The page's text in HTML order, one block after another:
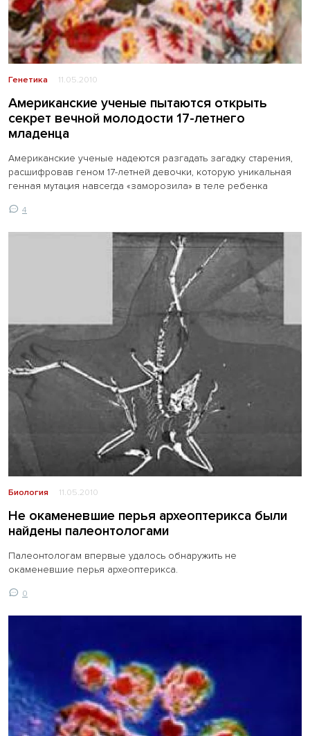
Генетика 11.05.2010
Американские ученые пытаются открыть
секрет вечной молодости 17-летнего
младенца
Американские ученые надеются разгадать загадку старения,
расшифровав геном 17-летней девочки, которую уникальная
генная мутация навсегда «заморозила» в теле ребенка
4
Биология 11.05.2010
Не окаменевшие перья археоптерикса были
найдены палеонтологами
Палеонтологам впервые удалось обнаружить не
окаменевшие перья археоптерикса.
0